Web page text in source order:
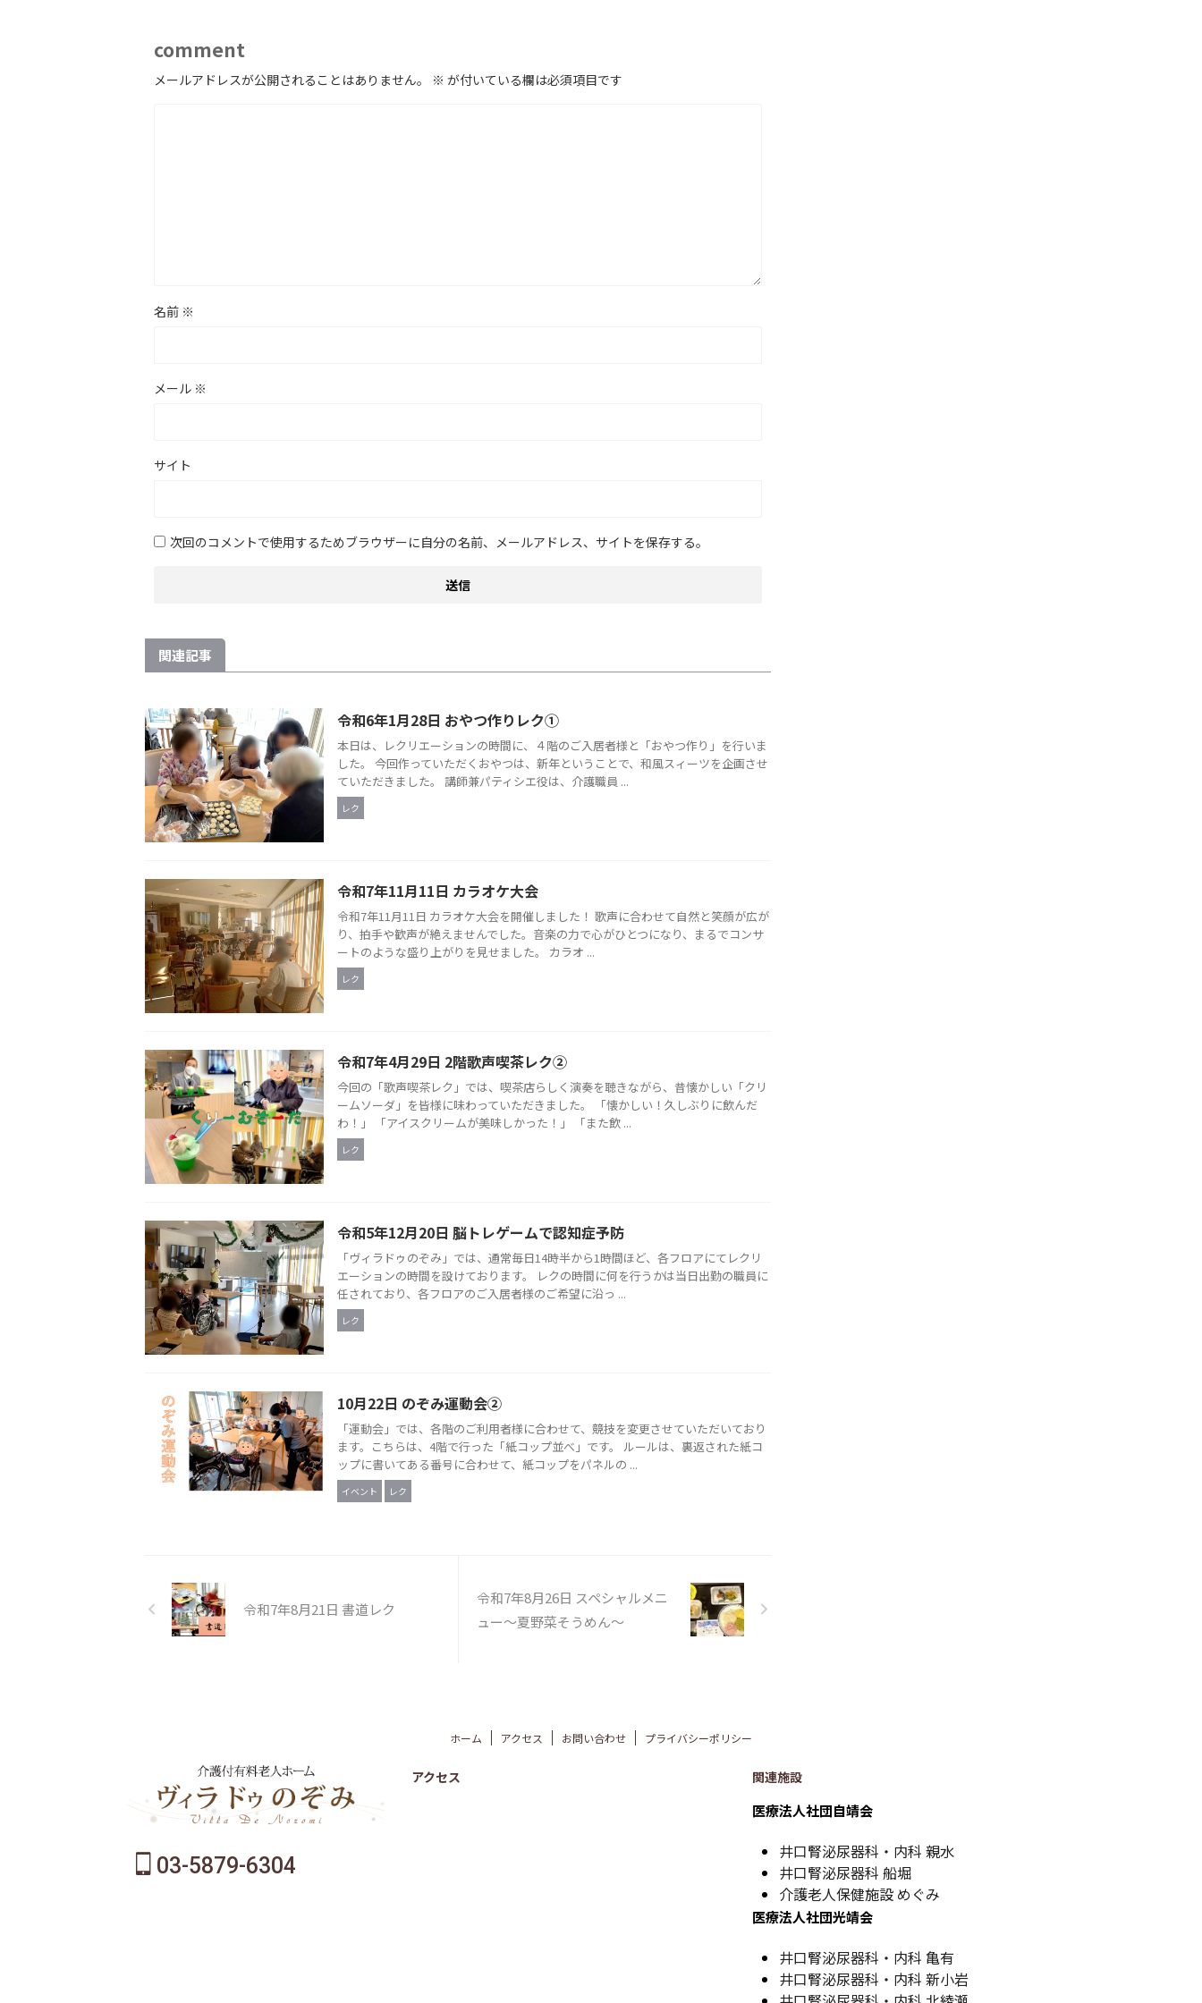
comment
メールアドレスが公開されることはありません。 ※ が付いている欄は必須項目です
名前 ※
メール ※
サイト
次回のコメントで使用するためブラウザーに自分の名前、メールアドレス、サイトを保存する。
関連記事
令和6年1月28日 おやつ作りレク①
本日は、レクリエーションの時間に、４階のご入居者様と「おやつ作り」を行いま
した。 今回作っていただくおやつは、新年ということで、和風スィーツを企画させ
ていただきました。 講師兼パティシエ役は、介護職員 ...
レク
令和7年11月11日 カラオケ大会
令和7年11月11日 カラオケ大会を開催しました！ 歌声に合わせて自然と笑顔が広が
り、拍手や歓声が絶えませんでした。音楽の力で心がひとつになり、まるでコンサ
ートのような盛り上がりを見せました。 カラオ ...
レク
令和7年4月29日 2階歌声喫茶レク②
今回の「歌声喫茶レク」では、喫茶店らしく演奏を聴きながら、昔懐かしい「クリ
ームソーダ」を皆様に味わっていただきました。 「懐かしい！久しぶりに飲んだ
わ！」 「アイスクリームが美味しかった！」 「また飲 ...
レク
令和5年12月20日 脳トレゲームで認知症予防
「ヴィラドゥのぞみ」では、通常毎日14時半から1時間ほど、各フロアにてレクリ
エーションの時間を設けております。 レクの時間に何を行うかは当日出勤の職員に
任されており、各フロアのご入居者様のご希望に沿っ ...
レク
10月22日 のぞみ運動会②
「運動会」では、各階のご利用者様に合わせて、競技を変更させていただいており
ます。こちらは、4階で行った「紙コップ並べ」です。 ルールは、裏返された紙コ
ップに書いてある番号に合わせて、紙コップをパネルの ...
イベント レク
令和7年8月21日 書道レク
令和7年8月26日 スペシャルメニ
ュー～夏野菜そうめん～
ホーム アクセス お問い合わせ プライバシーポリシー
アクセス 関連施設
医療法人社団自靖会
井口腎泌尿器科・内科 親水
井口腎泌尿器科 船堀
介護老人保健施設 めぐみ
医療法人社団光靖会
井口腎泌尿器科・内科 亀有
井口腎泌尿器科・内科 新小岩
03-5879-6304